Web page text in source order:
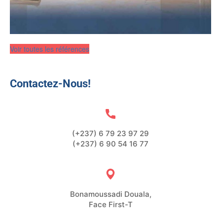
Voir toutes les références
Contactez-Nous!
(+237) 6 79 23 97 29
(+237) 6 90 54 16 77
Bonamoussadi Douala,
Face First-T